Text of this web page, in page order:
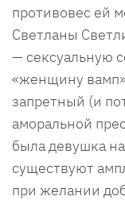
противовес ей
Светланы
— сексуальную
«женщину
запретный (и
аморальной
была девушка
существуют
при желании